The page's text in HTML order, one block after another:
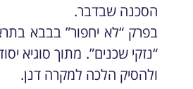
הסכנה שבדבר.
בפרק “לא יחפור” בבבא
“נזקי שכנים”. מתוך סוגיא
ולהסיק הלכה למקרה דנן.